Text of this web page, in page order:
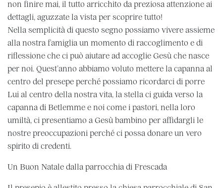
non finire mai, il tutto arricchito da preziosa attenzione ai
dettagli, aguzzate la vista per scoprire tutto!
Nella semplicità di questo segno possiamo vivere assieme
alla nostra famiglia un momento di raccoglimento e di
riflessione che ci può aiutare ad accoglie Gesù che nasce
per noi. Quest’anno abbiamo voluto mettere la capanna al
centro del presepe perché possiamo ricordarci di porre
Lui al centro della nostra vita, la stella ci guida verso la
capanna di Betlemme e noi come i pastori, nella loro
umiltà, ci presentiamo a Gesù bambino per affidargli le
nostre preoccupazioni perché ci possa donare un vero
spirito di credenti.
Un Buon Natale dalla parrocchia di Frescada